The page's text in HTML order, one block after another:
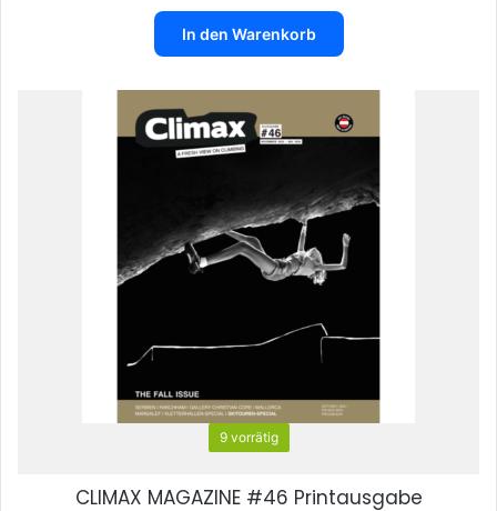
In den Warenkorb
9 vorrätig
CLIMAX MAGAZINE #46 Printausgabe